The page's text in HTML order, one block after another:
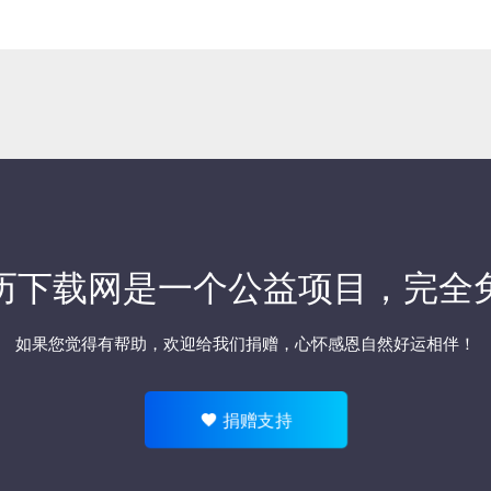
下载网是一个公益项目，完全
如果您觉得有帮助，欢迎给我们捐赠 ，心怀感恩自然好运相伴！
捐赠支持